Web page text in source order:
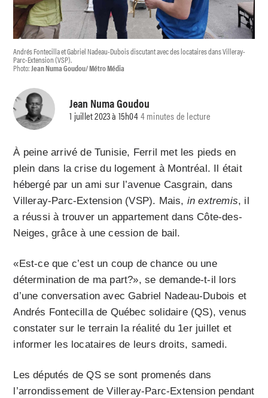
Andrés Fontecilla et Gabriel Nadeau-Dubois discutant avec des locataires dans Villeray-
Parc-Extension (VSP).
Photo:Jean Numa Goudou/ Métro Média
Jean Numa Goudou
1 juillet 2023 à 15h044 minutes de lecture
À peine arrivé de Tunisie, Ferril met les pieds en
plein dans la crise du logement à Montréal. Il était
hébergé par un ami sur l’avenue Casgrain, dans
Villeray-Parc-Extension (VSP). Mais, in extremis, il
a réussi à trouver un appartement dans Côte-des-
Neiges, grâce à une cession de bail.
«Est-ce que c’est un coup de chance ou une
détermination de ma part?», se demande-t-il lors
d’une conversation avec Gabriel Nadeau-Dubois et
Andrés Fontecilla de Québec solidaire (QS), venus
constater sur le terrain la réalité du 1er juillet et
informer les locataires de leurs droits, samedi.
Les députés de QS se sont promenés dans
l’arrondissement de Villeray-Parc-Extension pendant